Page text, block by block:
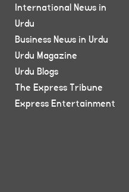
International News in
Urdu
Business News in Urdu
Urdu Magazine
Urdu Blogs
The Express Tribune
Express Entertainment